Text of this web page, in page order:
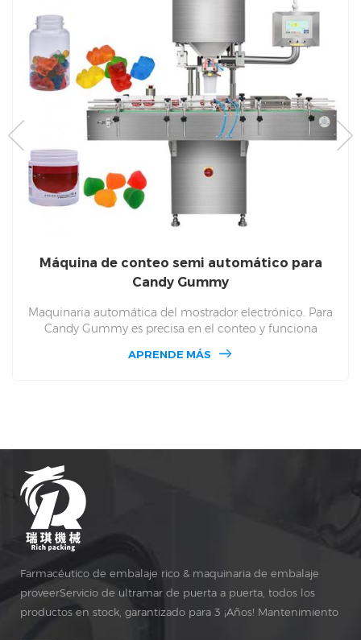
Máquina de conteo semi automático para
Candy Gummy
Maquinaria automática del mostrador electrónico. Para
Candy Gummy es precisa en el conteo y funciona
reglas estándar de la comida de la CE Grado. Es un
APRENDE MÁS
Farmacéutico de embalaje rico & maquinaria de embalaje
proveerServicio de ultramar de puerta a puerta, todos los
productos en stock, garantizado para 3 ¡Años! Mantenimiento